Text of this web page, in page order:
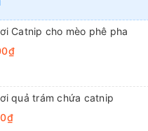
Catnip cho mèo phê pha
quả trám chứa catnip